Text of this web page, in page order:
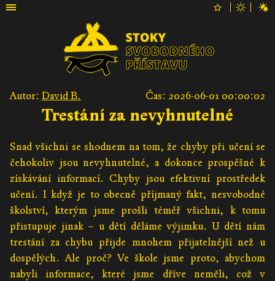
Autor: David B. Čas: 2026-06-01 00:00:02
Trestání za nevyhnutelné
Snad všichni se shodnem na tom, že chyby při učení se
čehokoliv jsou nevyhnutelné, a dokonce prospěšné k
získávání informací. Chyby jsou efektivní prostředek
učení. I když je to obecně příjmaný fakt, nesvobodné
školství, kterým jsme prošli téměř všichni, k tomu
přistupuje jinak – u dětí děláme výjimku. U dětí nám
trestání za chybu přijde mnohem přijatelnější než u
dospělých. Ale proč? Ve škole jsme proto, abychom
nabyli informace, které jsme dříve neměli, což v